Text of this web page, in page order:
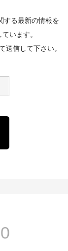
する最新の情報を
います。
送信して下さい。